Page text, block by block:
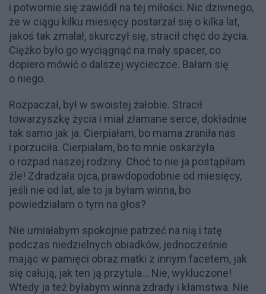
i potwornie się zawiódł na tej miłości. Nic dziwnego,
że w ciągu kilku miesięcy postarzał się o kilka lat,
jakoś tak zmalał, skurczył się, stracił chęć do życia.
Ciężko było go wyciągnąć na mały spacer, co
dopiero mówić o dalszej wycieczce. Bałam się
o niego.
Rozpaczał, był w swoistej żałobie. Stracił
towarzyszkę życia i miał złamane serce, dokładnie
tak samo jak ja. Cierpiałam, bo mama zraniła nas
i porzuciła. Cierpiałam, bo to mnie oskarżyła
o rozpad naszej rodziny. Choć to nie ja postąpiłam
źle! Zdradzała ojca, prawdopodobnie od miesięcy,
jeśli nie od lat, ale to ja byłam winna, bo
powiedziałam o tym na głos?
Nie umiałabym spokojnie patrzeć na nią i tatę
podczas niedzielnych obiadków, jednocześnie
mając w pamięci obraz matki z innym facetem, jak
się całują, jak ten ją przytula… Nie, wykluczone!
Wtedy ja też byłabym winna zdrady i kłamstwa. Nie